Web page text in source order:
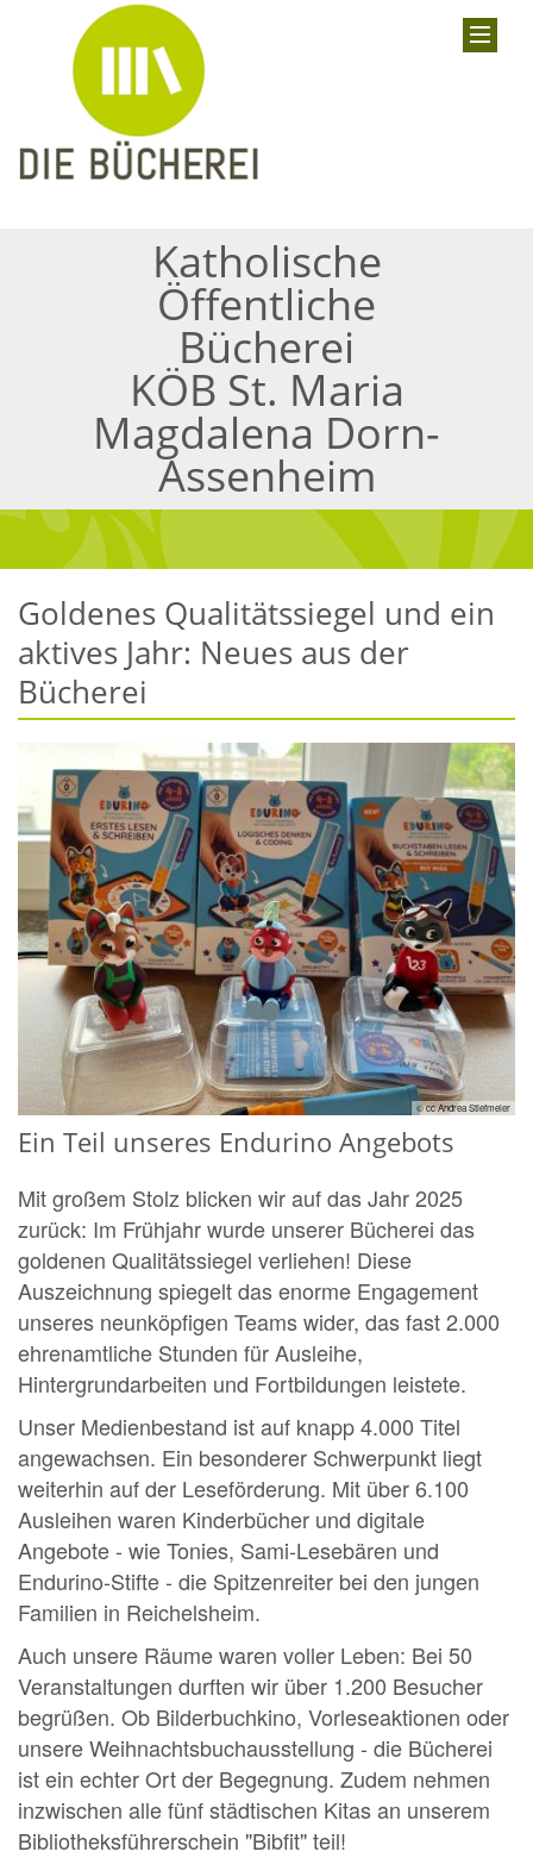
Katholische
Öffentliche
Bücherei
KÖB St. Maria
Magdalena Dorn-
Assenheim
Goldenes Qualitätssiegel und ein
aktives Jahr: Neues aus der
Bücherei
© cc Andrea Stiefmeier
Ein Teil unseres Endurino Angebots
Mit großem Stolz blicken wir auf das Jahr 2025
zurück: Im Frühjahr wurde unserer Bücherei das
goldenen Qualitätssiegel verliehen! Diese
Auszeichnung spiegelt das enorme Engagement
unseres neunköpfigen Teams wider, das fast 2.000
ehrenamtliche Stunden für Ausleihe,
Hintergrundarbeiten und Fortbildungen leistete.
Unser Medienbestand ist auf knapp 4.000 Titel
angewachsen. Ein besonderer Schwerpunkt liegt
weiterhin auf der Leseförderung. Mit über 6.100
Ausleihen waren Kinderbücher und digitale
Angebote - wie Tonies, Sami-Lesebären und
Endurino-Stifte - die Spitzenreiter bei den jungen
Familien in Reichelsheim.
Auch unsere Räume waren voller Leben: Bei 50
Veranstaltungen durften wir über 1.200 Besucher
begrüßen. Ob Bilderbuchkino, Vorleseaktionen oder
unsere Weihnachtsbuchausstellung - die Bücherei
ist ein echter Ort der Begegnung. Zudem nehmen
inzwischen alle fünf städtischen Kitas an unserem
Bibliotheksführerschein "Bibfit" teil!